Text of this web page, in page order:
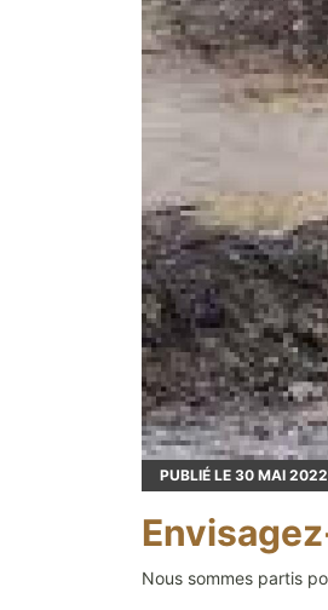
PUBLIÉ LE 30 MAI 2022
Nous sommes partis